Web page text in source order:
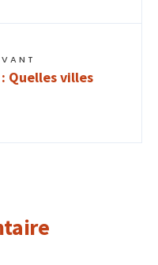
Quelles villes